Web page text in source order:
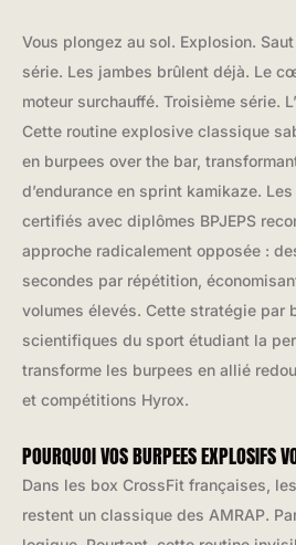
Vous plongez au sol. Explosion.
série. Les jambes brûlent déjà. Le
moteur surchauffé. Troisième série.
Cette routine explosive classique
en burpees over the bar,
d’endurance en sprint kamikaze.
certifiés avec diplômes BPJEPS
approche radicalement opposée :
secondes par répétition,
volumes élevés. Cette stratégie par
scientifiques du sport étudiant la
transforme les burpees en allié
et compétitions Hyrox.
POURQUOI VOS BURPEES EXPLOSIFS
Dans les box CrossFit françaises,
restent un classique des AMRAP.